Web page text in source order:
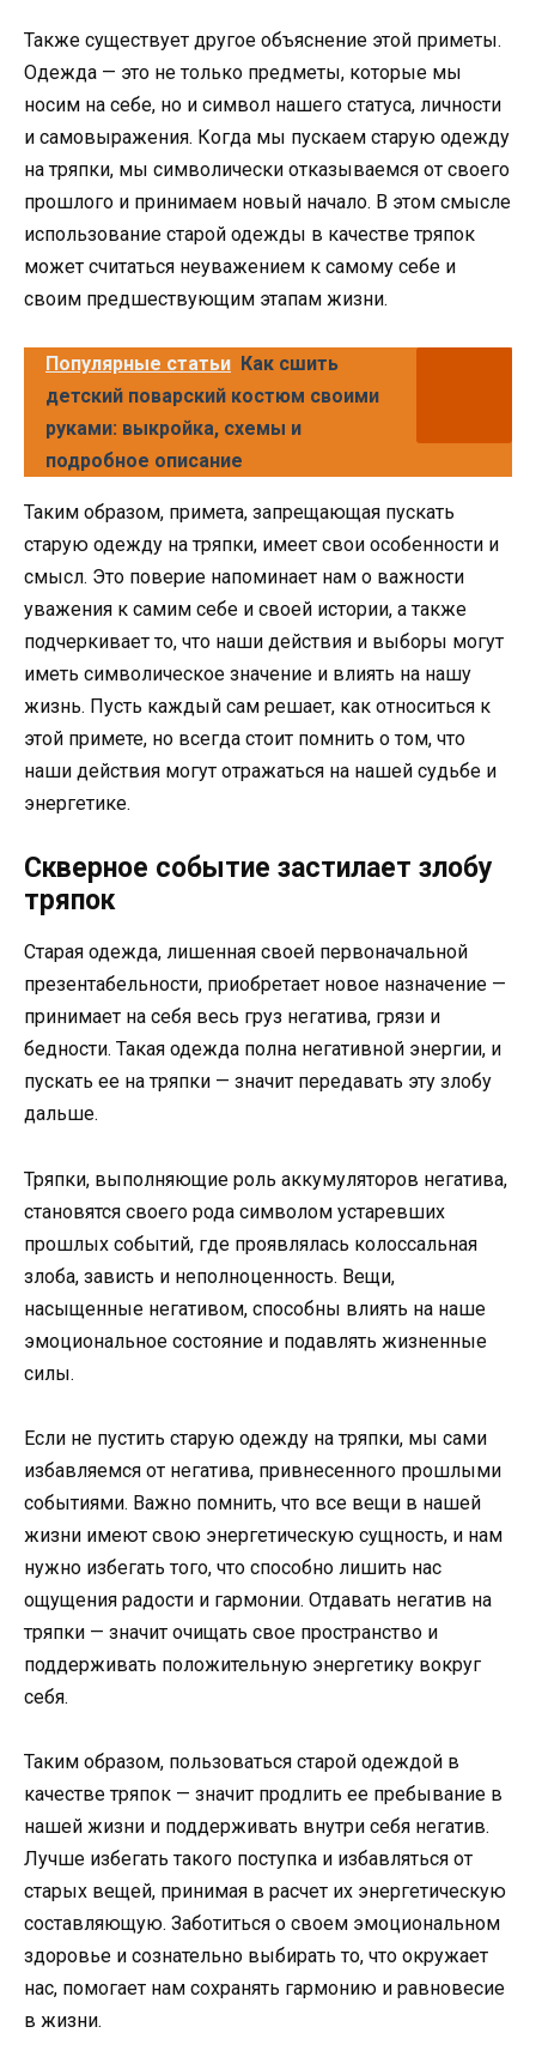
Также существует другое объяснение этой приметы.
Одежда — это не только предметы, которые мы
носим на себе, но и символ нашего статуса, личности
и самовыражения. Когда мы пускаем старую одежду
на тряпки, мы символически отказываемся от своего
прошлого и принимаем новый начало. В этом смысле
использование старой одежды в качестве тряпок
может считаться неуважением к самому себе и
своим предшествующим этапам жизни.
Популярные статьи Как сшить
детский поварский костюм своими
руками: выкройка, схемы и
подробное описание
Таким образом, примета, запрещающая пускать
старую одежду на тряпки, имеет свои особенности и
смысл. Это поверие напоминает нам о важности
уважения к самим себе и своей истории, а также
подчеркивает то, что наши действия и выборы могут
иметь символическое значение и влиять на нашу
жизнь. Пусть каждый сам решает, как относиться к
этой примете, но всегда стоит помнить о том, что
наши действия могут отражаться на нашей судьбе и
энергетике.
Скверное событие застилает злобу
тряпок
Старая одежда, лишенная своей первоначальной
презентабельности, приобретает новое назначение —
принимает на себя весь груз негатива, грязи и
бедности. Такая одежда полна негативной энергии, и
пускать ее на тряпки — значит передавать эту злобу
дальше.
Тряпки, выполняющие роль аккумуляторов негатива,
становятся своего рода символом устаревших
прошлых событий, где проявлялась колоссальная
злоба, зависть и неполноценность. Вещи,
насыщенные негативом, способны влиять на наше
эмоциональное состояние и подавлять жизненные
силы.
Если не пустить старую одежду на тряпки, мы сами
избавляемся от негатива, привнесенного прошлыми
событиями. Важно помнить, что все вещи в нашей
жизни имеют свою энергетическую сущность, и нам
нужно избегать того, что способно лишить нас
ощущения радости и гармонии. Отдавать негатив на
тряпки — значит очищать свое пространство и
поддерживать положительную энергетику вокруг
себя.
Таким образом, пользоваться старой одеждой в
качестве тряпок — значит продлить ее пребывание в
нашей жизни и поддерживать внутри себя негатив.
Лучше избегать такого поступка и избавляться от
старых вещей, принимая в расчет их энергетическую
составляющую. Заботиться о своем эмоциональном
здоровье и сознательно выбирать то, что окружает
нас, помогает нам сохранять гармонию и равновесие
в жизни.